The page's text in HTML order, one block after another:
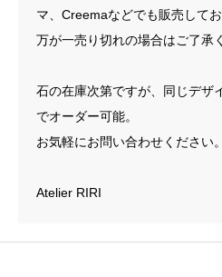
マ、Creemaなどでも販売してお
万が一売り切れの場合はご了承
石の在庫次第ですが、同じデザ
でオーダー可能。
お気軽にお問い合わせください。
Atelier RIRI